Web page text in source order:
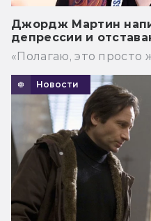
Джордж Мартин
депрессии и
«Полагаю, это просто
Новости